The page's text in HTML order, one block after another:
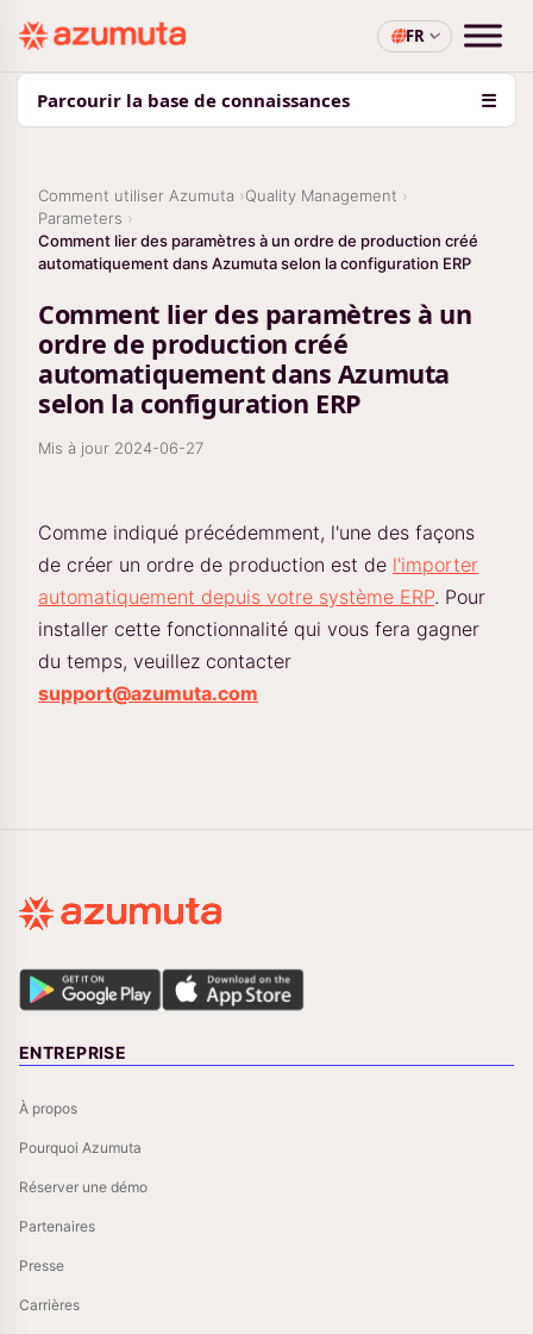
FR
Parcourir la base de connaissances ☰
Comment utiliser Azumuta
Quality Management
Parameters
Comment lier des paramètres à un ordre de production créé
automatiquement dans Azumuta selon la configuration ERP
Comment lier des paramètres à un
ordre de production créé
automatiquement dans Azumuta
selon la configuration ERP
Mis à jour 2024-06-27
Comme indiqué précédemment, l'une des façons
de créer un ordre de production est de l'importer
automatiquement depuis votre système ERP. Pour
installer cette fonctionnalité qui vous fera gagner
du temps, veuillez contacter
support@azumuta.com
ENTREPRISE
À propos
Pourquoi Azumuta
Réserver une démo
Partenaires
Presse
Carrières